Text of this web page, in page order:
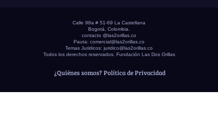
Calle 98a # 51-69 La Castellana
Bogotá, Colombia.
contacto @las2orillas.co
Pauta: comercial@las2orillas.co
Temas Juridicos: juridico@las2orillas.co
Todos los derechos reservados. Fundación Las Dos Orillas
¿Quiénes somos? Política de Privacidad